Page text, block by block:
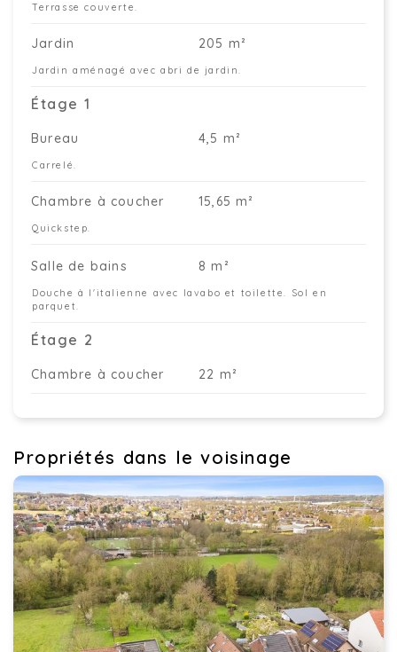
Terrasse couverte.
Jardin 205 m²
Jardin aménagé avec abri de jardin.
Étage 1
Bureau 4,5 m²
Carrelé.
Chambre à coucher 15,65 m²
Quickstep.
Salle de bains 8 m²
Douche à l'italienne avec lavabo et toilette. Sol en
parquet.
Étage 2
Chambre à coucher 22 m²
Propriétés dans le voisinage